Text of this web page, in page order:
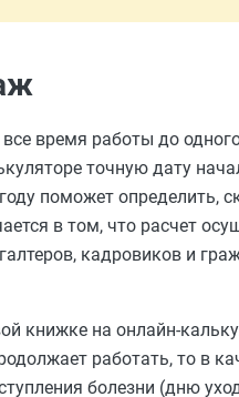
время работы до
точную дату
поможет определить,
в том, что расчет
кадровиков и
книжке на онлайн-
работать, то в
болезни (дню